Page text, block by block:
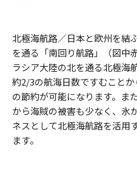
北極海航路／日本と欧州を結
を通る「南回り航路」（図中
ラシア大陸の北を通る北極海
約2/3の航海日数ですむこと
の節約が可能になります。ま
から海賊の被害も少なく、氷
ネスとして北極海航路を活用
ます。